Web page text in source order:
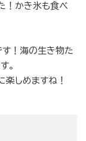
！かき氷も食べ
！海の生き物た
。
楽しめますね！